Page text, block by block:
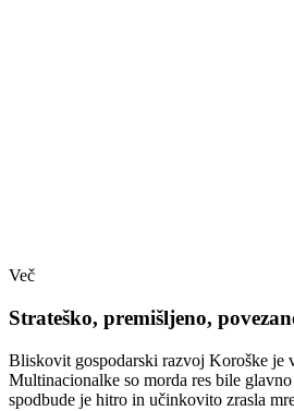
Več
Strateško, premišljeno,
Bliskovit gospodarski razvoj Koroške je
Multinacionalke so morda res bile
spodbude je hitro in učinkovito zrasla